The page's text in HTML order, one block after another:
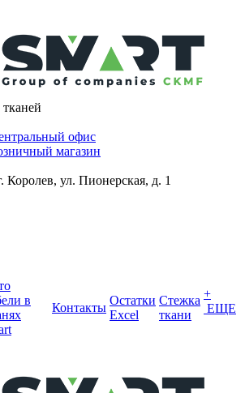
офис
магазин
Королев, ул. Пионерская, д. 1
в
Контакты
Остатки
Excel
Стежка
ткани
+
ЕЩЕ